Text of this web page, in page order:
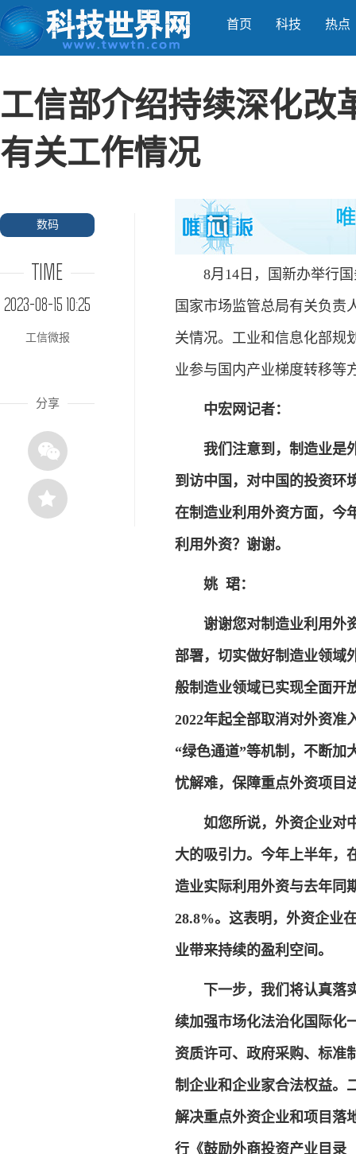
首页 科技 热点
工信部介绍持续深化改
有关工作情况
数码
TIME
2023-08-15 10:25
工信微报
分享
8月14日，国新办举行
国家市场监管总局有关负责
关情况。工业和信息化部规
业参与国内产业梯度转移等
中宏网记者：
我们注意到，制造业是
到访中国，对中国的投资环
在制造业利用外资方面，今
利用外资？谢谢。
姚 珺：
谢谢您对制造业利用外
部署，切实做好制造业领域
般制造业领域已实现全面开
2022年起全部取消对外资准
“绿色通道”等机制，不断加
忧解难，保障重点外资项目
如您所说，外资企业对
大的吸引力。今年上半年，
造业实际利用外资与去年同
28.8%。这表明，外资企业
业带来持续的盈利空间。
下一步，我们将认真
续加强市场化法治化国际化
资质许可、政府采购、标准
制企业和企业家合法权益。
解决重点外资企业和项目落
行《鼓励外商投资产业目录